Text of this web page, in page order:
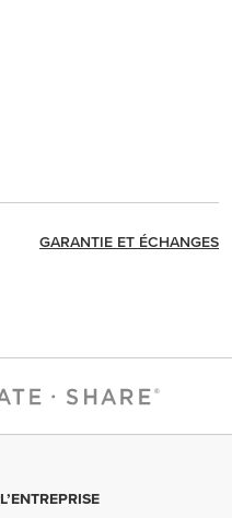
GARANTIE ET ÉCHANGES
L’ENTREPRISE